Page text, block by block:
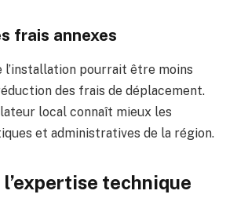
frais annexes
l’installation pourrait être moins
des frais de déplacement.
local connaît mieux les
et administratives de la région.
l’expertise technique